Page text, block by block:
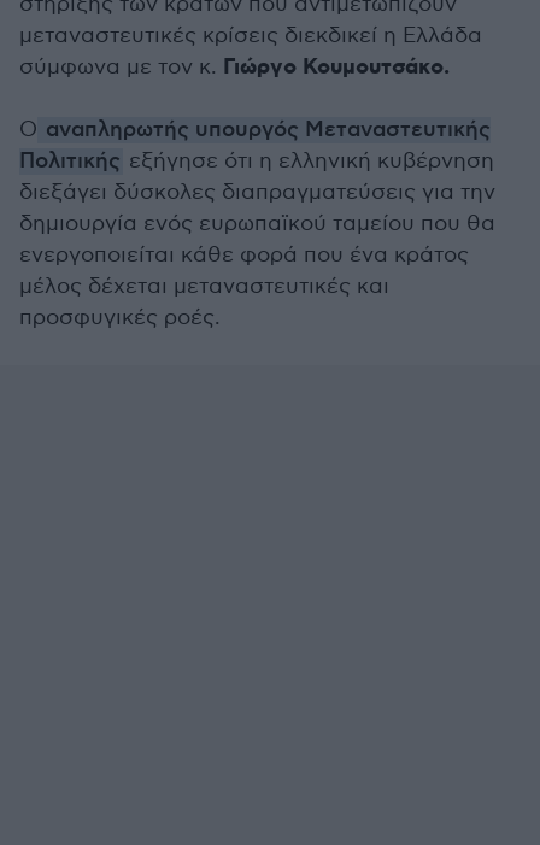
μεταναστευτικές κρίσεις διεκδικεί η Ελλάδα
σύμφωνα με τον κ. Γιώργο Κουμουτσάκο.
Ο αναπληρωτής υπουργός Μεταναστευτικής
Πολιτικής εξήγησε ότι η ελληνική κυβέρνηση
διεξάγει δύσκολες διαπραγματεύσεις για την
δημιουργία ενός ευρωπαϊκού ταμείου που θα
ενεργοποιείται κάθε φορά που ένα κράτος
μέλος δέχεται μεταναστευτικές και
προσφυγικές ροές.